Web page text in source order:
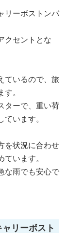
リーボストンバ
クセントとな
ているので、旅
。
ターで、重い荷
います。
を状況に合わせ
います。
な雨でも安心で
リーボスト